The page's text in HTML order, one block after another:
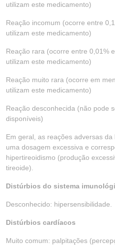
utilizam este medicamento)
Reação incomum (ocorre entre
utilizam este medicamento)
Reação rara (ocorre entre 0,01%
utilizam este medicamento)
Reação muito rara (ocorre em
utilizam este medicamento)
Reação desconhecida (não pode
disponíveis)
Em geral, as reações adversas
uma dosagem excessiva e
hipertireoidismo (produção
tireoide).
Distúrbios do sistema
Desconhecido: hipersensibilidade.
Distúrbios cardíacos
Muito comum: palpitações